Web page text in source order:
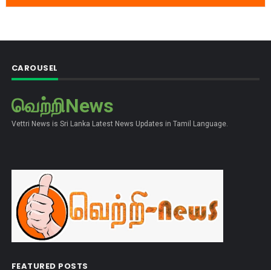
CAROUSEL
வெற்றிNews
Vettri News is Sri Lanka Latest News Updates in Tamil Language.
FEATURED POSTS